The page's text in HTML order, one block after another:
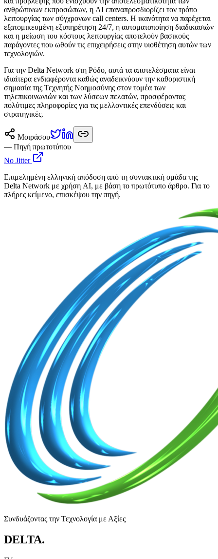
ανθρώπινων εκπροσώπων, η AI επαναπροσδιορίζει τον τρόπο
λειτουργίας των σύγχρονων call centers. Η ικανότητα να παρέχεται
εξατομικευμένη εξυπηρέτηση 24/7, η αυτοματοποίηση διαδικασιών
και η μείωση του κόστους λειτουργίας αποτελούν βασικούς
παράγοντες που ωθούν τις επιχειρήσεις στην υιοθέτηση αυτών των
τεχνολογιών.
Για την Delta Network στη Ρόδο, αυτά τα αποτελέσματα είναι
ιδιαίτερα ενδιαφέροντα καθώς αναδεικνύουν την καθοριστική
σημασία της Τεχνητής Νοημοσύνης στον τομέα των
τηλεπικοινωνιών και των λύσεων πελατών, προσφέροντας
πολύτιμες πληροφορίες για τις μελλοντικές επενδύσεις και
στρατηγικές.
Μοιράσου
— Πηγή πρωτοτύπου
No Jitter
Επιμελημένη ελληνική απόδοση από τη συντακτική ομάδα της
Delta Network με χρήση AI, με βάση το πρωτότυπο άρθρο. Για το
πλήρες κείμενο, επισκέψου την πηγή.
Συνδυάζοντας την Τεχνολογία με Αξίες
DELTA.